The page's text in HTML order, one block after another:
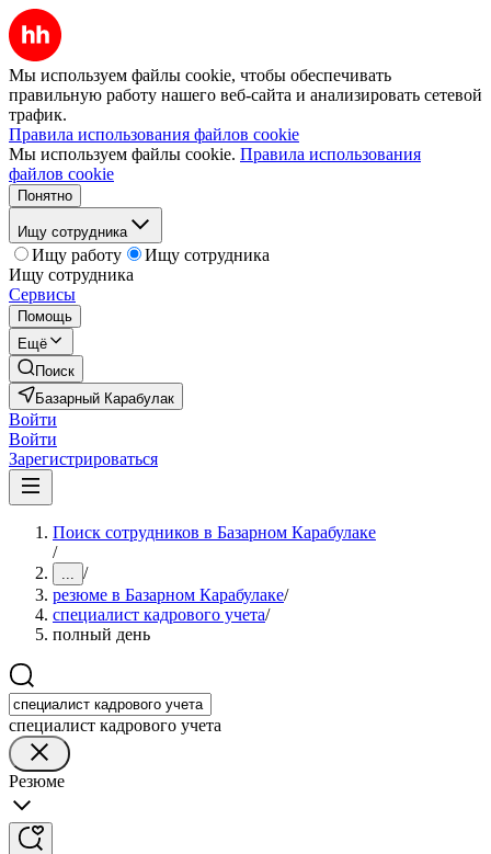
Мы используем файлы cookie, чтобы обеспечивать
правильную работу нашего веб-сайта и анализировать сетевой
трафик.
Правила использования файлов cookie
Мы используем файлы cookie. Правила использования
файлов cookie
Понятно
Ищу сотрудника
Ищу работу
Ищу сотрудника
Ищу сотрудника
Сервисы
Помощь
Ещё
Поиск
Базарный Карабулак
Войти
Войти
Зарегистрироваться
Поиск сотрудников в Базарном Карабулаке
/
... /
резюме в Базарном Карабулаке/
специалист кадрового учета/
полный день
специалист кадрового учета
Резюме